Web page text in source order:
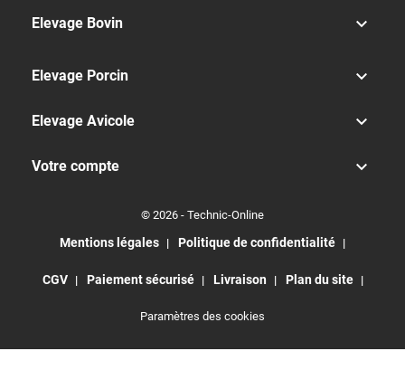
Elevage Bovin 
Elevage Porcin 
Elevage Avicole 
Votre compte 
© 2026 - Technic-Online
Mentions légales Politique de confidentialité
CGV Paiement sécurisé Livraison Plan du site
Paramètres des cookies